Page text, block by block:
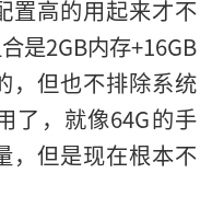
置高的用起来才不
是2GB内存+16GB
，但也不排除系统
了，就像64G的手
，但是现在根本不